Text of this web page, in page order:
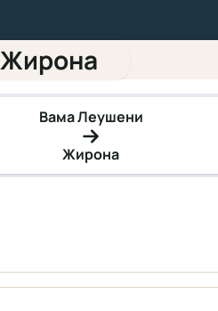
Жирона
Вама Леушени
Жирона